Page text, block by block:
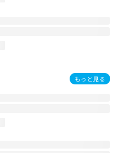
もっと見る